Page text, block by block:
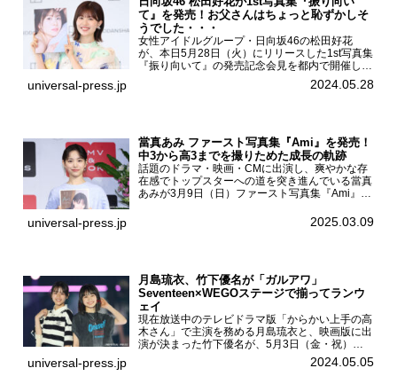
て』を発売！お父さんはちょっと恥ずかしそ
うでした・・・
女性アイドルグループ・日向坂46の松田好花
が、本日5月28日（火）にリリースした1st写真集
『振り向いて』の発売記念会見を都内で開催し
た。日向坂46 松田好花1st写真集『振り向いて』
発売記念会見写真集では日向坂46の松田好花を
universal-press.jp 2024.05.28
當真あみ ファースト写真集『Ami』を発売！
中3から高3までを撮りためた成長の軌跡
話題のドラマ・映画・CMに出演し、爽やかな存
在感でトップスターへの道を突き進んでいる當真
あみが3月9日（日）ファースト写真集『Ami』
BOOKS SHIBUYAで開催した。當真あみファース
universal-press.jp 2025.03.09
月島琉衣、竹下優名が「ガルアワ」
Seventeen×WEGOステージで揃ってランウ
ェイ
現在放送中のテレビドラマ版「からかい上手の高
木さん」で主演を務める月島琉衣と、映画版に出
演が決まった竹下優名が、5月3日（金・祝）東
京・国立代々木競技場第一体育館で開催されたフ
ァッション&音楽イベント『Rakuten GirlsAward
universal-press.jp 2024.05.05